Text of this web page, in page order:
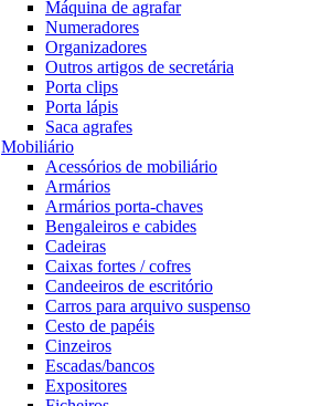
Máquina de agrafar
Numeradores
Organizadores
Outros artigos de secretária
Porta clips
Porta lápis
Saca agrafes
Mobiliário
Acessórios de mobiliário
Armários
Armários porta-chaves
Bengaleiros e cabides
Cadeiras
Caixas fortes / cofres
Candeeiros de escritório
Carros para arquivo suspenso
Cesto de papéis
Cinzeiros
Escadas/bancos
Expositores